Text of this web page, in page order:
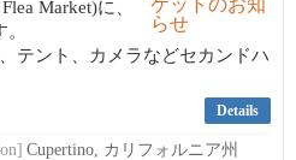
Market)に、
テント、カメラなどセカンドハ
Details
Cupertino, カリフォルニア州